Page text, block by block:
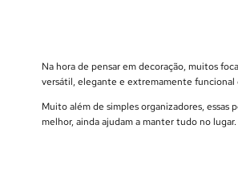
Na hora de pensar em decoração, muitos
versátil, elegante e extremamente funcional
Muito além de simples organizadores,
melhor, ainda ajudam a manter tudo no lugar.